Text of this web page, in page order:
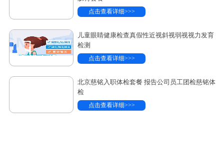
点击查看详细>>>
儿童眼睛健康检查真假性近视斜视弱视视力发育
检测
点击查看详细>>>
北京慈铭入职体检套餐 报告公司员工团检慈铭体
检
点击查看详细>>>